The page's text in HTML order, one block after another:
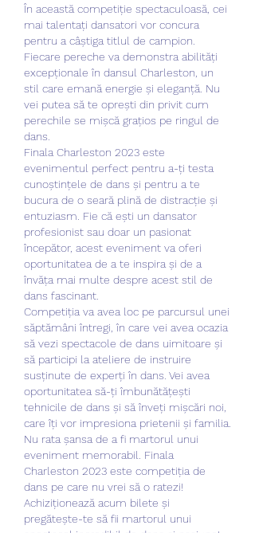
În această competiție spectaculoasă, cei
mai talentați dansatori vor concura
pentru a câștiga titlul de campion.
Fiecare pereche va demonstra abilități
excepționale în dansul Charleston, un
stil care emană energie și eleganță. Nu
vei putea să te oprești din privit cum
perechile se mișcă grațios pe ringul de
dans.
Finala Charleston 2023 este
evenimentul perfect pentru a-ți testa
cunoștințele de dans și pentru a te
bucura de o seară plină de distracție și
entuziasm. Fie că ești un dansator
profesionist sau doar un pasionat
începător, acest eveniment va oferi
oportunitatea de a te inspira și de a
învăța mai multe despre acest stil de
dans fascinant.
Competiția va avea loc pe parcursul unei
săptămâni întregi, în care vei avea ocazia
să vezi spectacole de dans uimitoare și
să participi la ateliere de instruire
susținute de experți în dans. Vei avea
oportunitatea să-ți îmbunătățești
tehnicile de dans și să înveți mișcări noi,
care îți vor impresiona prietenii și familia.
Nu rata șansa de a fi martorul unui
eveniment memorabil. Finala
Charleston 2023 este competiția de
dans pe care nu vrei să o ratezi!
Achiziționează acum bilete și
pregătește-te să fii martorul unui